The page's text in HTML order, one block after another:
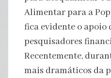
Alimentar para a
fica evidente o apoio
pesquisadores
Recentemente,
mais dramáticos da